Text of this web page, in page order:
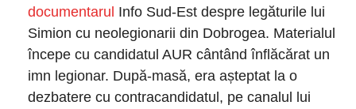
documentarul Info Sud-Est despre legăturile lui
Simion cu neolegionarii din Dobrogea. Materialul
începe cu candidatul AUR cântând înflăcărat un
imn legionar. După-masă, era așteptat la o
dezbatere cu contracandidatul, pe canalul lui